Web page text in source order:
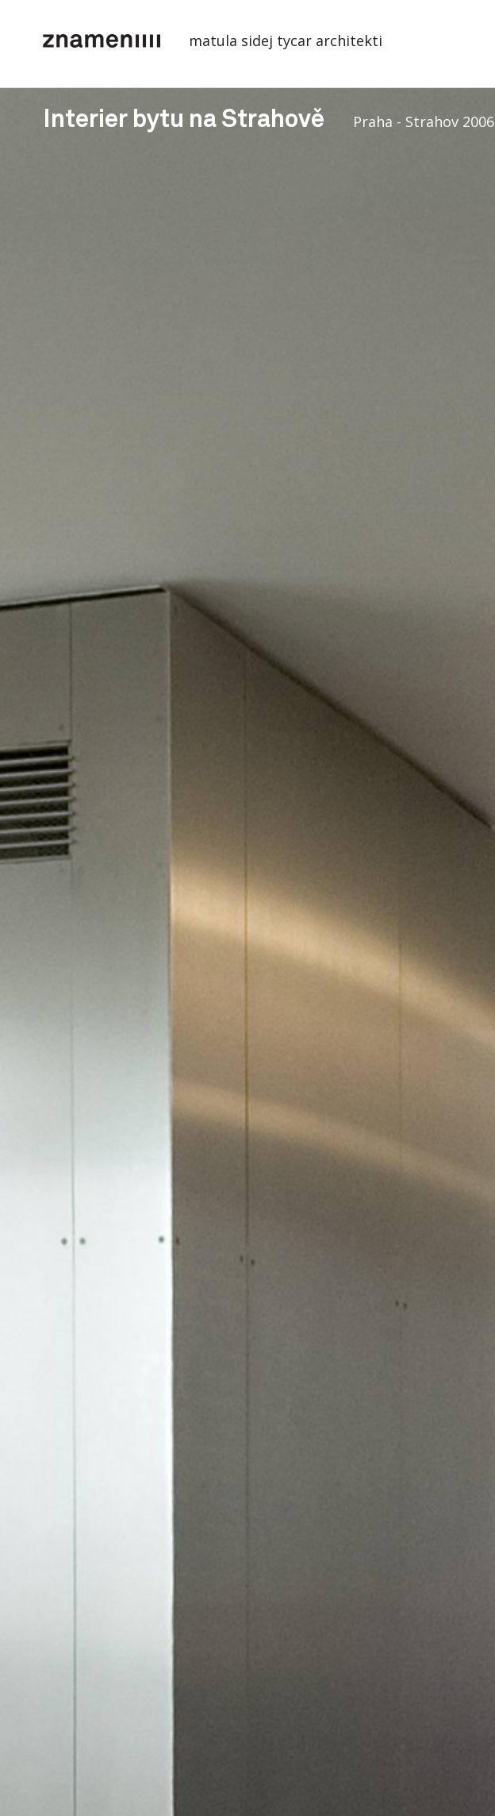
matula sidej tycar architekti
Interier bytu na Strahově Praha - Strahov 2006